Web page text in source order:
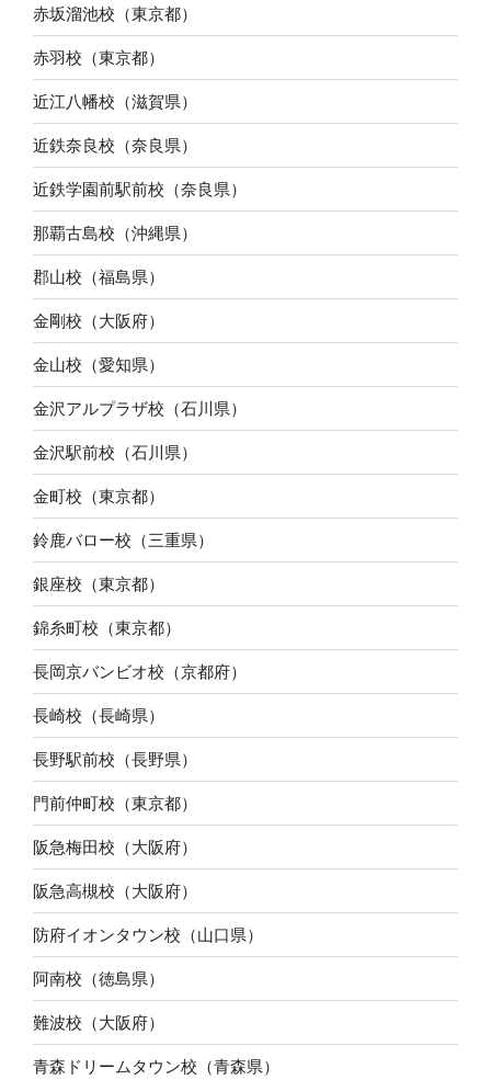
赤坂溜池校（東京都）
赤羽校（東京都）
近江八幡校（滋賀県）
近鉄奈良校（奈良県）
近鉄学園前駅前校（奈良県）
那覇古島校（沖縄県）
郡山校（福島県）
金剛校（大阪府）
金山校（愛知県）
金沢アルプラザ校（石川県）
金沢駅前校（石川県）
金町校（東京都）
鈴鹿バロー校（三重県）
銀座校（東京都）
錦糸町校（東京都）
長岡京バンビオ校（京都府）
長崎校（長崎県）
長野駅前校（長野県）
門前仲町校（東京都）
阪急梅田校（大阪府）
阪急高槻校（大阪府）
防府イオンタウン校（山口県）
阿南校（徳島県）
難波校（大阪府）
青森ドリームタウン校（青森県）